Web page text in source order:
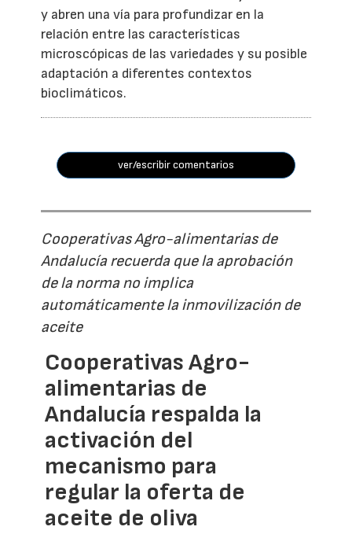
y abren una vía para profundizar en la
relación entre las características
microscópicas de las variedades y su posible
adaptación a diferentes contextos
bioclimáticos.
ver/escribir comentarios
Cooperativas Agro-alimentarias de
Andalucía recuerda que la aprobación
de la norma no implica
automáticamente la inmovilización de
aceite
Cooperativas Agro-
alimentarias de
Andalucía respalda la
activación del
mecanismo para
regular la oferta de
aceite de oliva